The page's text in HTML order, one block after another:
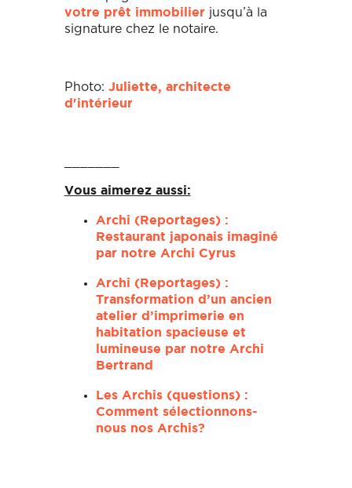
votre prêt immobilier jusqu’à la
signature chez le notaire.
Photo: Juliette, architecte
d'intérieur
Vous aimerez aussi:
Archi (Reportages) :
Restaurant japonais imaginé
par notre Archi Cyrus
Archi (Reportages) :
Transformation d’un ancien
atelier d’imprimerie en
habitation spacieuse et
lumineuse par notre Archi
Bertrand
Les Archis (questions) :
Comment sélectionnons-
nous nos Archis?